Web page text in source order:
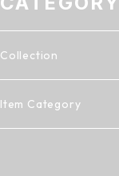
Collection
2023 ANSWER
Item Category